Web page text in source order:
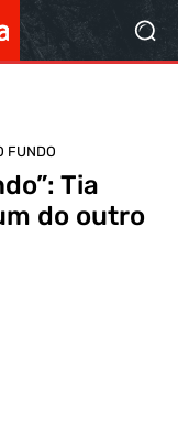
FUNDO
Tia
do outro